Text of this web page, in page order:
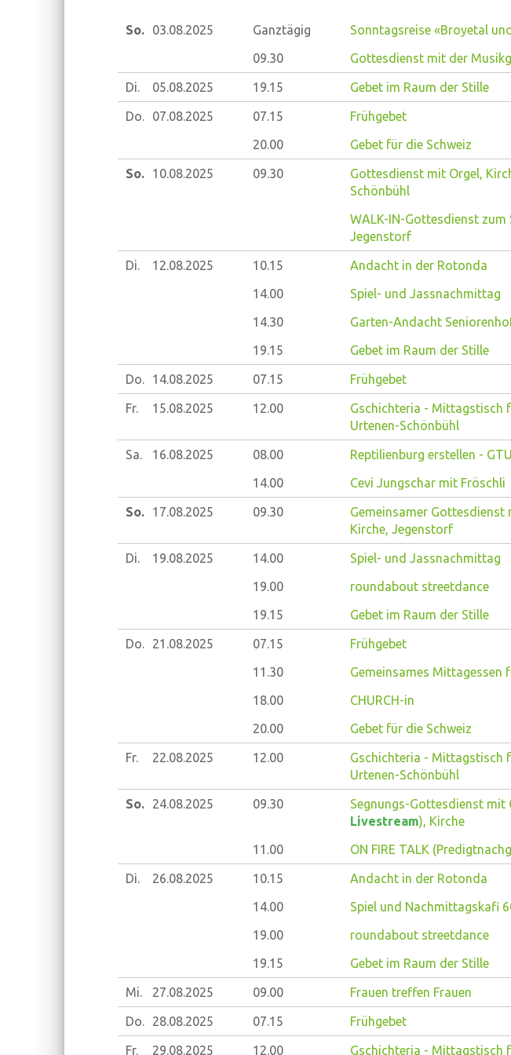
So. 03.08.2025 Ganztägig
Sonntagsreise «Broyetal
09.30
Gottesdienst mit der
Di. 05.08.2025 19.15 Gebet im Raum der Stille
Do. 07.08.2025 07.15
Frühgebet
20.00
Gebet für die Schweiz
So. 10.08.2025 09.30
Gottesdienst mit Orgel,
Schönbühl
WALK-IN-Gottesdienst zum
Jegenstorf
Di. 12.08.2025 10.15
Andacht in der Rotonda
14.00
Spiel- und Jassnachmittag
14.30
Garten-Andacht
19.15
Gebet im Raum der Stille
Do. 14.08.2025 07.15 Frühgebet
Fr. 15.08.2025 12.00
Gschichteria - Mittagstisch
Urtenen-Schönbühl
Sa. 16.08.2025 08.00
Reptilienburg erstellen -
14.00
Cevi Jungschar mit Fröschli
So. 17.08.2025 09.30 Gemeinsamer Gottesdienst
Kirche, Jegenstorf
Di. 19.08.2025 14.00
Spiel- und Jassnachmittag
19.00
roundabout streetdance
19.15
Gebet im Raum der Stille
Do. 21.08.2025 07.15
Frühgebet
11.30
Gemeinsames Mittagessen
18.00
CHURCH-in
20.00
Gebet für die Schweiz
Fr. 22.08.2025 12.00
Gschichteria - Mittagstisch
Urtenen-Schönbühl
So. 24.08.2025 09.30
Segnungs-Gottesdienst mit
Livestream), Kirche
11.00
ON FIRE TALK
Di. 26.08.2025 10.15
Andacht in der Rotonda
14.00
Spiel und Nachmittagskafi
19.00
roundabout streetdance
19.15
Gebet im Raum der Stille
Mi. 27.08.2025 09.00 Frauen treffen Frauen
Do. 28.08.2025 07.15 Frühgebet
Fr. 29.08.2025 12.00 Gschichteria - Mittagstisch